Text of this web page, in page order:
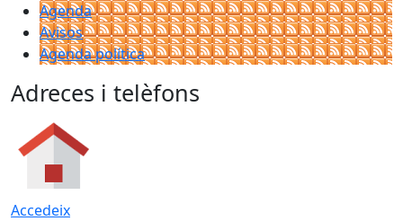
Agenda
Avisos
Agenda política
Adreces i telèfons
Accedeix